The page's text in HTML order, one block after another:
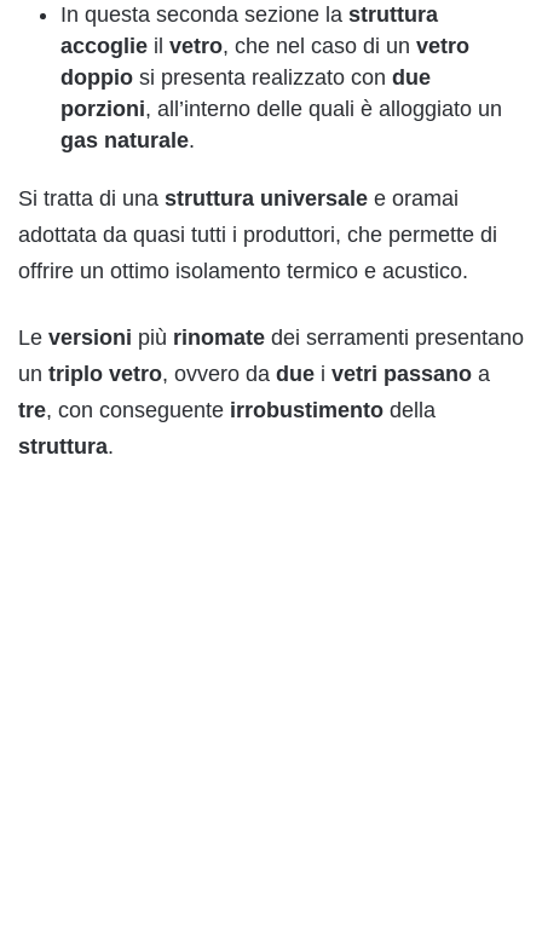
In questa seconda sezione la struttura
accoglie il vetro, che nel caso di un vetro
doppio si presenta realizzato con due
porzioni, all’interno delle quali è alloggiato un
gas naturale.
Si tratta di una struttura universale e oramai
adottata da quasi tutti i produttori, che permette di
offrire un ottimo isolamento termico e acustico.
Le versioni più rinomate dei serramenti presentano
un triplo vetro, ovvero da due i vetri passano a
tre, con conseguente irrobustimento della
struttura.